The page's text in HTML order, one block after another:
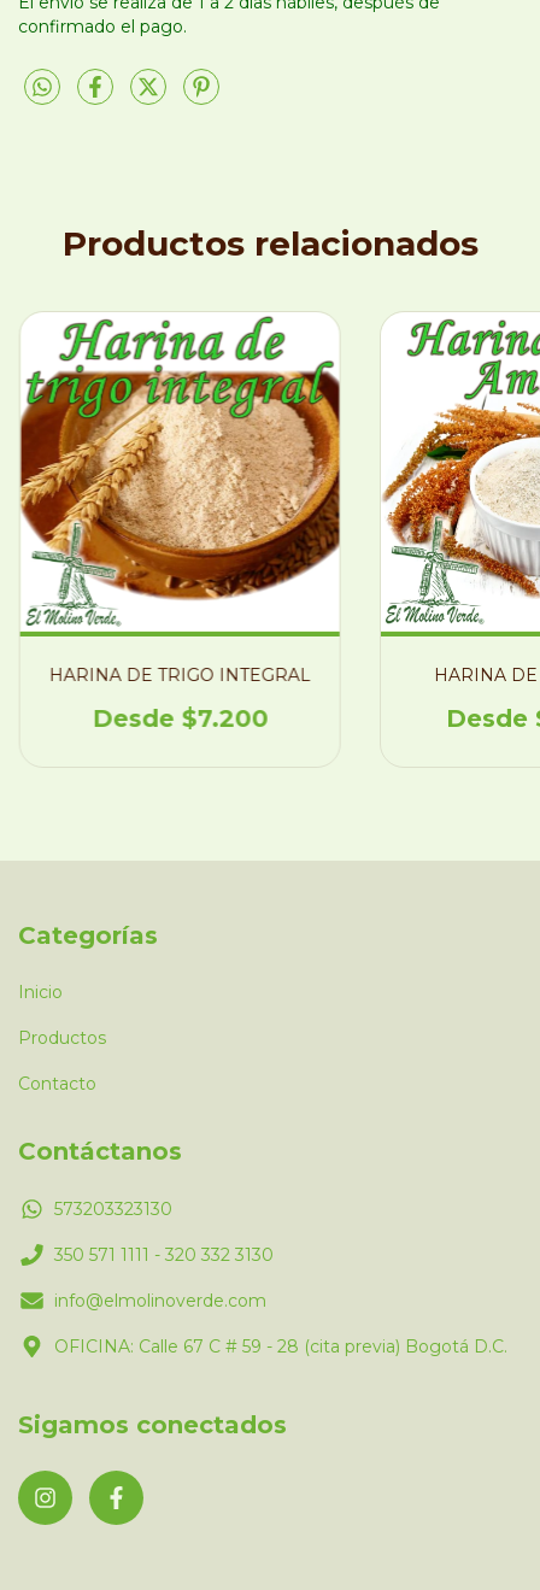
confirmado el pago.
Productos relacionados
HARINA DE TRIGO INTEGRAL
$7.200
HARINA
Categorías
Inicio
Productos
Contacto
Contáctanos
573203323130
350 571 1111 - 320 332 3130
info@elmolinoverde.com
OFICINA: Calle 67 C # 59 - 28 (cita previa) Bogotá D.C.
Sigamos conectados